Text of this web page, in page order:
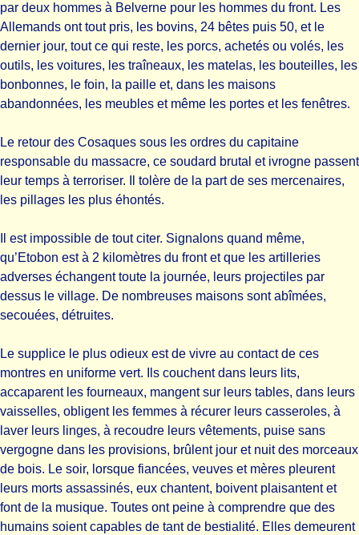
par deux hommes à Belverne pour les hommes du front. Les
Allemands ont tout pris, les bovins, 24 bêtes puis 50, et le
dernier jour, tout ce qui reste, les porcs, achetés ou volés, les
outils, les voitures, les traîneaux, les matelas, les bouteilles, les
bonbonnes, le foin, la paille et, dans les maisons
abandonnées, les meubles et même les portes et les fenêtres.
Le retour des Cosaques sous les ordres du capitaine
responsable du massacre, ce soudard brutal et ivrogne passent
leur temps à terroriser. Il tolère de la part de ses mercenaires,
les pillages les plus éhontés.
Il est impossible de tout citer. Signalons quand même,
qu’Etobon est à 2 kilomètres du front et que les artilleries
adverses échangent toute la journée, leurs projectiles par
dessus le village. De nombreuses maisons sont abîmées,
secouées, détruites.
Le supplice le plus odieux est de vivre au contact de ces
montres en uniforme vert. Ils couchent dans leurs lits,
accaparent les fourneaux, mangent sur leurs tables, dans leurs
vaisselles, obligent les femmes à récurer leurs casseroles, à
laver leurs linges, à recoudre leurs vêtements, puise sans
vergogne dans les provisions, brûlent jour et nuit des morceaux
de bois. Le soir, lorsque fiancées, veuves et mères pleurent
leurs morts assassinés, eux chantent, boivent plaisantent et
font de la musique. Toutes ont peine à comprendre que des
humains soient capables de tant de bestialité. Elles demeurent